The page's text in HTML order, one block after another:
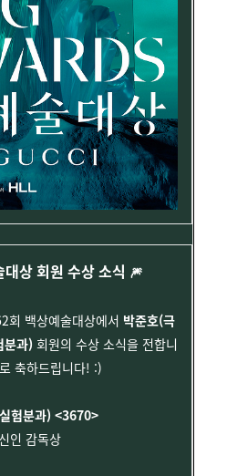
상 회원 수상 소식 🎆
회 백상예술대상에서 박준호(극
분과) 회원의 수상 소식을 전합니
축하드립니다! :)
험분과) <3670>
인 감독상